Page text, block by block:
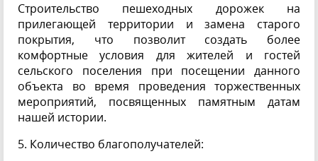
Строительство пешеходных дорожек на
прилегающей территории и замена старого
покрытия, что позволит создать более
комфортные условия для жителей и гостей
сельского поселения при посещении данного
объекта во время проведения торжественных
мероприятий, посвященных памятным датам
нашей истории.
5. Количество благополучателей: